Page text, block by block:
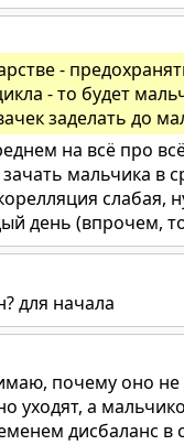
-
- то будет
заделать до
на всё про
зачать мальчика
слабая,
день (впрочем,
для начала
почему оно не
уходят, а
дисбаланс